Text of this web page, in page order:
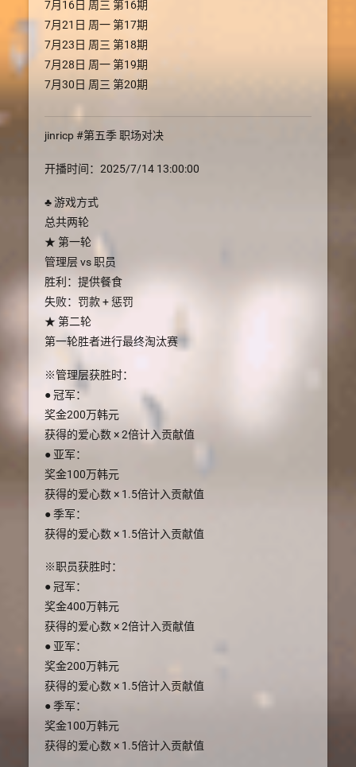
7月16日 周三 第16期
7月21日 周一 第17期
7月23日 周三 第18期
7月28日 周一 第19期
7月30日 周三 第20期
jinricp #第五季 职场对决
开播时间：2025/7/14 13:00:00
♣️ 游戏方式
总共两轮
★ 第一轮
管理层 vs 职员
胜利：提供餐食
失败：罚款 + 惩罚
★ 第二轮
第一轮胜者进行最终淘汰赛
※管理层获胜时：
● 冠军：
奖金200万韩元
获得的爱心数 × 2倍计入贡献值
● 亚军：
奖金100万韩元
获得的爱心数 × 1.5倍计入贡献值
● 季军：
获得的爱心数 × 1.5倍计入贡献值
※职员获胜时：
● 冠军：
奖金400万韩元
获得的爱心数 × 2倍计入贡献值
● 亚军：
奖金200万韩元
获得的爱心数 × 1.5倍计入贡献值
● 季军：
奖金100万韩元
获得的爱心数 × 1.5倍计入贡献值